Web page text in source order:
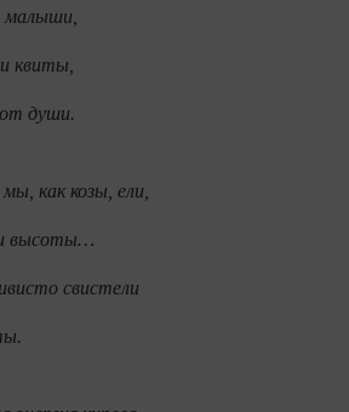
малыши,
квиты,
души.
как козы, ели,
высоты…
свистели